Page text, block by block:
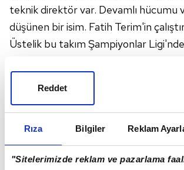
Rıza Bilgiler Reklam
"Sitelerimizde reklam ve pazarlama
Reddet
teknik direktör var. Devamlı hücumu
düşünen bir isim. Fatih Terim'in
Üstelik bu takım Şampiyonlar
hayal ettiğin dünyanın kapılarını
bildirildi.